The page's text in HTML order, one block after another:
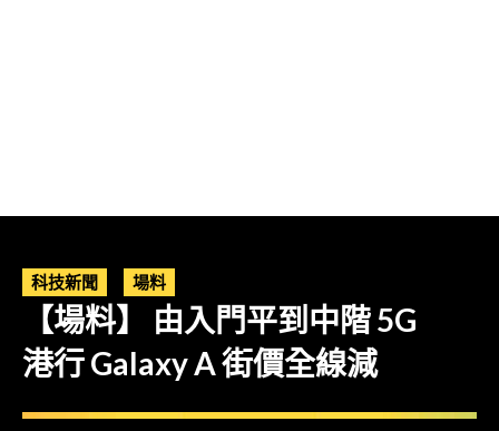
科技新聞 場料
【場料】 由入門平到中階 5G
港行 Galaxy A 街價全線減